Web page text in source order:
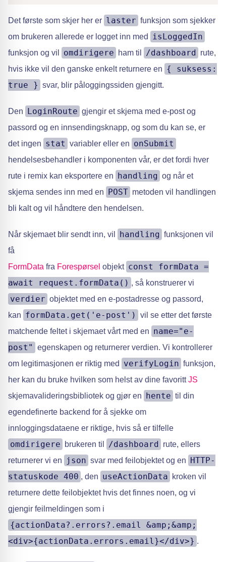
Det første som skjer her er laster funksjon som sjekker
om brukeren allerede er logget inn med
isLoggedIn
funksjon og vil omdirigere ham til /dashboard rute,
hvis ikke vil den ganske enkelt returnere en { suksess:
true } svar, blir påloggingssiden gjengitt.
Den LoginRoute gjengir et skjema med e-post og
passord og en innsendingsknapp, og som du kan se, er
det ingen stat variabler eller en onSubmit
hendelsesbehandler i komponenten vår, er det fordi hver
rute i remix kan eksportere en handling og når et
skjema sendes inn med en POST metoden vil handlingen
bli kalt og vil håndtere den hendelsen.
Når skjemaet blir sendt inn, vil handling funksjonen vil
få
FormData fra Forespørsel objekt const formData =
await request.formData() , så konstruerer vi
verdier objektet med en e-postadresse og passord,
kan formData.get('e-post')
vil se etter det første
matchende feltet i skjemaet vårt med en name="e-
post"
egenskapen og returnerer verdien. Vi kontrollerer
om legitimasjonen er riktig med
verifyLogin funksjon,
her kan du bruke hvilken som helst av dine favorittJS
skjemavalideringsbibliotek og gjør en hente til din
egendefinerte backend for å sjekke om
innloggingsdataene er riktige, hvis så er tilfelle
omdirigere brukeren til /dashboard rute, ellers
returnerer vi en
json svar med feilobjektet og en HTTP-
statuskode 400 , den useActionData
kroken vil
returnere dette feilobjektet hvis det finnes noen, og vi
gjengir feilmeldingen som i
{actionData?.errors?.email &amp;&amp;
<div>{actionData.errors.email}</div>} .